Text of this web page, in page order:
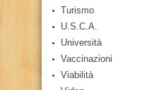
Turismo
U.S.C.A.
Università
Vaccinazioni
Viabilità